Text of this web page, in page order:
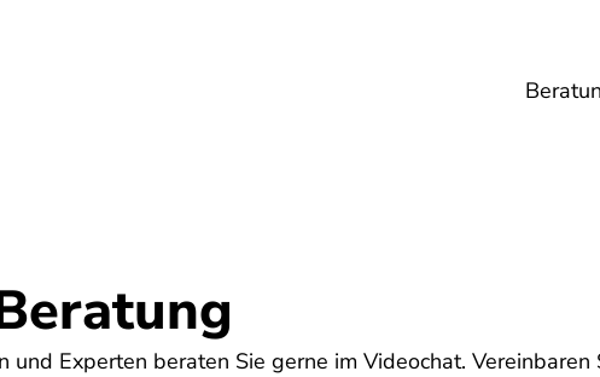
und Experten beraten Sie gerne im Videochat. Vereinbaren